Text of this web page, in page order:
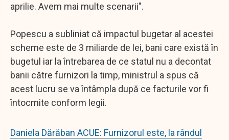
aprilie. Avem mai multe scenarii".
Popescu a subliniat că impactul bugetar al acestei
scheme este de 3 miliarde de lei, bani care există în
bugetul iar la întrebarea de ce statul nu a decontat
banii către furnizori la timp, ministrul a spus că
acest lucru se va întâmpla după ce facturile vor fi
întocmite conform legii.
Daniela Dărăban ACUE: Furnizorul este, la rândul